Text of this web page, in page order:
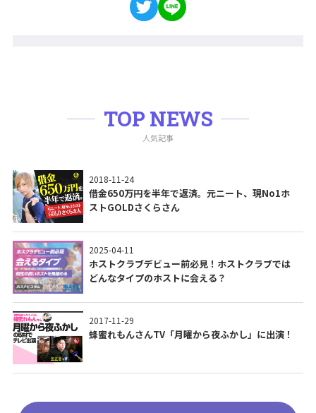
TOP NEWS
人気記事
2018-11-24
借金650万円を半年で返済。元ニート、現No1ホ
ストGOLDさくらさん
2025-04-11
ホストクラブデビュー前必見！ホストクラブでは
どんなタイプのホストに会える？
2017-11-29
蜂蜜れもんさんTV「月曜から夜ふかし」に出演！